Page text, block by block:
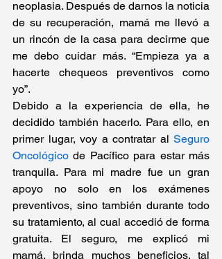
neoplasia. Después de darnos la noticia
de su recuperación, mamá me llevó a
un rincón de la casa para decirme que
me debo cuidar más. “Empieza ya a
hacerte chequeos preventivos como
yo”.
Debido a la experiencia de ella, he
decidido también hacerlo. Para ello, en
primer lugar, voy a contratar al Seguro
Oncológico de Pacífico para estar más
tranquila. Para mi madre fue un gran
apoyo no solo en los exámenes
preventivos, sino también durante todo
su tratamiento, al cual accedió de forma
gratuita. El seguro, me explicó mi
mamá, brinda muchos beneficios, tal